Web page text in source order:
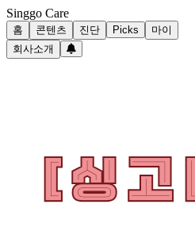
Singgo Care
홈 콘텐츠 진단 Picks
마이
회사소개